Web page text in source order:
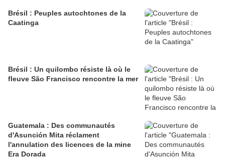
Brésil : Peuples autochtones de la
Caatinga
Brésil : Un quilombo résiste là où le
fleuve São Francisco rencontre la mer
Guatemala : Des communautés
d'Asunción Mita réclament
l'annulation des licences de la mine
Era Dorada